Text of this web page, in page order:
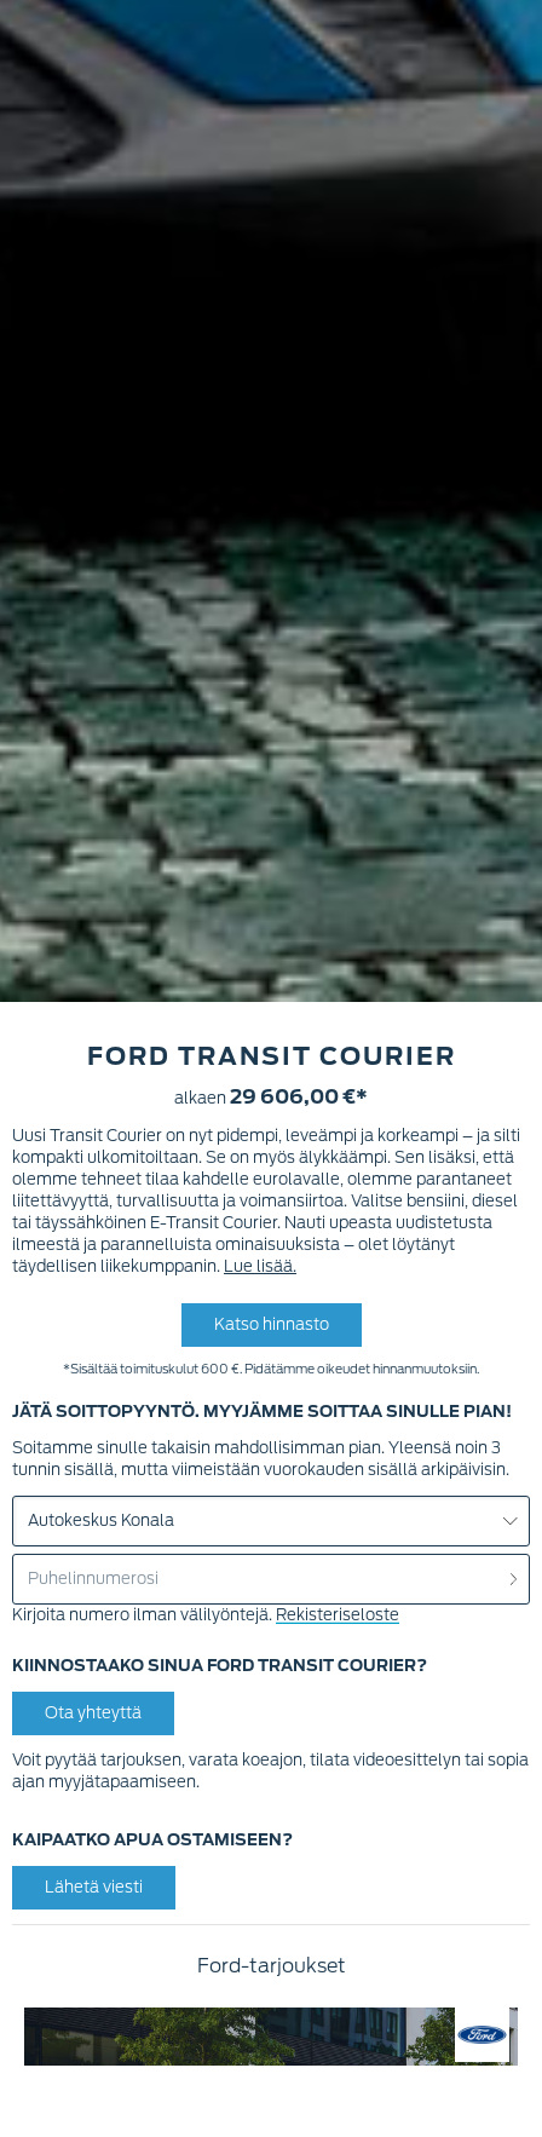
FORD TRANSIT COURIER
alkaen 29 606,00 €*
Uusi Transit Courier on nyt pidempi, leveämpi ja korkeampi – ja silti
kompakti ulkomitoiltaan. Se on myös älykkäämpi. Sen lisäksi, että
olemme tehneet tilaa kahdelle eurolavalle, olemme parantaneet
liitettävyyttä, turvallisuutta ja voimansiirtoa. Valitse bensiini, diesel
tai täyssähköinen E-Transit Courier. Nauti upeasta uudistetusta
ilmeestä ja parannelluista ominaisuuksista – olet löytänyt
täydellisen liikekumppanin. Lue lisää.
Katso hinnasto
*Sisältää toimituskulut 600 €. Pidätämme oikeudet hinnanmuutoksiin.
JÄTÄ SOITTOPYYNTÖ. MYYJÄMME SOITTAA SINULLE PIAN!
Soitamme sinulle takaisin mahdollisimman pian. Yleensä noin 3
tunnin sisällä, mutta viimeistään vuorokauden sisällä arkipäivisin.
Kirjoita numero ilman välilyöntejä. Rekisteriseloste
KIINNOSTAAKO SINUA FORD TRANSIT COURIER?
Ota yhteyttä
Voit pyytää tarjouksen, varata koeajon, tilata videoesittelyn tai sopia
ajan myyjätapaamiseen.
KAIPAATKO APUA OSTAMISEEN?
Lähetä viesti
Ford-tarjoukset